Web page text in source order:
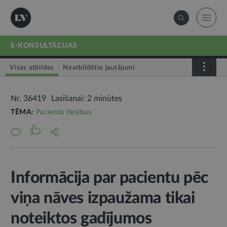
E-KONSULTĀCIJAS
Visas atbildes Neatbildētie jautājumi
Nr. 36419 Lasīšanai: 2 minūtes
TĒMA: Pacienta tiesības
Informācija par pacientu pēc
viņa nāves izpaužama tikai
noteiktos gadījumos